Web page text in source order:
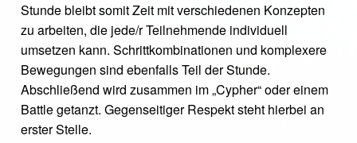
Stunde bleibt somit Zeit mit verschiedenen Konzepten
zu arbeiten, die jede/r Teilnehmende individuell
umsetzen kann. Schrittkombinationen und komplexere
Bewegungen sind ebenfalls Teil der Stunde.
Abschließend wird zusammen im „Cypher“ oder einem
Battle getanzt. Gegenseitiger Respekt steht hierbei an
erster Stelle.